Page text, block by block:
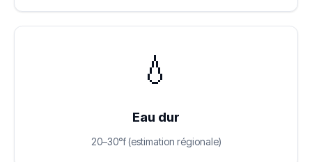
💧
Eau dur
20–30°f (estimation régionale)